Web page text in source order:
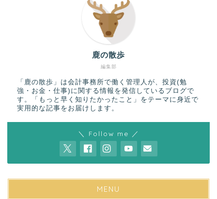
編集部
鹿の散歩
「鹿の散歩」は会計事務所で働く管理人が、投資(勉
強・お金・仕事)に関する情報を発信しているブログで
す。「もっと早く知りたかったこと」をテーマに身近で
実用的な記事をお届けします。
＼ Follow me ／
MENU